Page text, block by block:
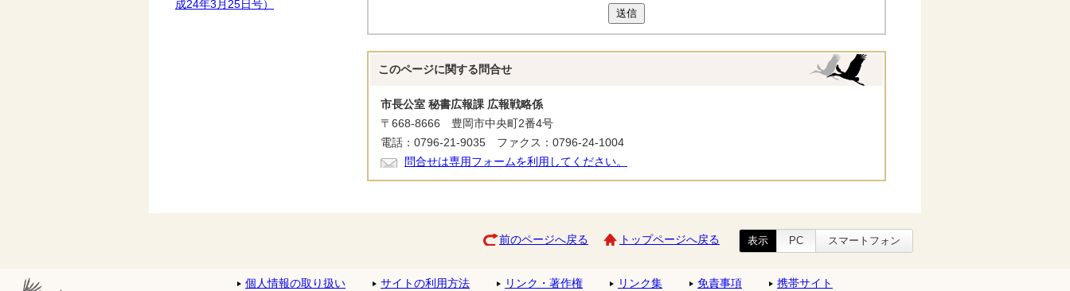
送信
このページに関する 問合せ
市長公室 秘書広報課 広報戦略係
〒668-8666 豊岡市中央町2番4号
電話：0796-21-9035 ファクス：0796-24-1004
問合せは専用フォームを利用してください。
成24年3月25日号）
前のページへ戻る トップページへ戻る 表示 PC スマートフォン
個人情報の取り扱い サイトの利用方法 リンク・著作権 リンク集 免責事項 携帯サイト